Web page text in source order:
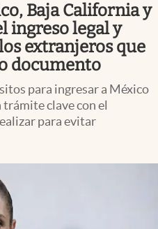
Baja California y
ingreso legal y
extranjeros que
documento
para ingresar a México
trámite clave con el
para evitar